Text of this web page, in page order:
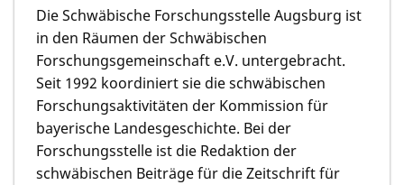
Die Schwäbische Forschungsstelle Augsburg ist
in den Räumen der Schwäbischen
Forschungsgemeinschaft e.V. untergebracht.
Seit 1992 koordiniert sie die schwäbischen
Forschungsaktivitäten der Kommission für
bayerische Landesgeschichte. Bei der
Forschungsstelle ist die Redaktion der
schwäbischen Beiträge für die Zeitschrift für